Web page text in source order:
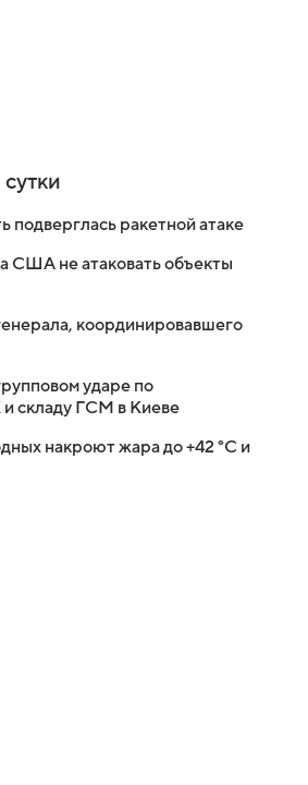
подверглась ракетной атаке
США не атаковать объекты
координировавшего
ударе по
складу ГСМ в Киеве
накроют жара до +42 °C и